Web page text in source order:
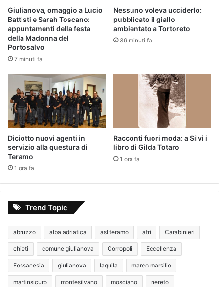
Giulianova, omaggio a Lucio
Battisti e Sarah Toscano:
appuntamenti della festa
della Madonna del
Portosalvo
7 minuti fa
Nessuno voleva ucciderlo:
pubblicato il giallo
ambientato a Tortoreto
39 minuti fa
Diciotto nuovi agenti in
servizio alla questura di
Teramo
1 ora fa
Racconti fuori moda: a Silvi i
libro di Gilda Totaro
1 ora fa
Trend Topic
abruzzo alba adriatica asl teramo atri Carabinieri
chieti comune giulianova Corropoli Eccellenza
Fossacesia giulianova laquila marco marsilio
martinsicuro montesilvano mosciano nereto